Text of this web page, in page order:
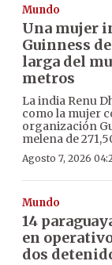
Mundo
Una mujer
Guinness
larga del
metros
La india Renu
como la mujer
organización
melena de
Agosto 7, 2026
Mundo
14
en
dos